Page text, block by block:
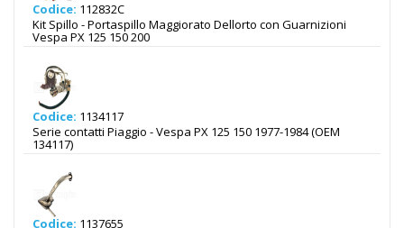
Codice: 112832C
Kit Spillo - Portaspillo Maggiorato Dellorto con Guarnizioni
Vespa PX 125 150 200
Codice: 1134117
Serie contatti Piaggio - Vespa PX 125 150 1977-1984 (OEM
134117)
Codice: 1137655